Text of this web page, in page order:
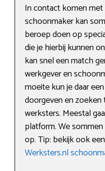
In contact komen
schoonmaker kan
beroep doen op
die je hierbij kunnen
kan snel een match
werkgever en
moeite kun je daar
doorgeven en
werksters. Meestal
platform. We
op. Tip: bekijk ook
Werksters.nl